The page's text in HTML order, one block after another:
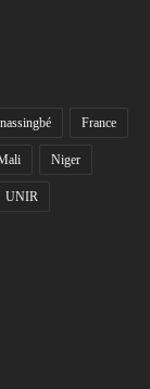
France
Niger
UNIR